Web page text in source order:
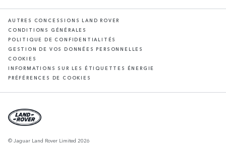
AUTRES CONCESSIONS LAND ROVER
CONDITIONS GÉNÉRALES
POLITIQUE DE CONFIDENTIALITÉS
GESTION DE VOS DONNÉES PERSONNELLES
COOKIES
INFORMATIONS SUR LES ÉTIQUETTES ÉNERGIE
PRÉFÉRENCES DE COOKIES
© Jaguar Land Rover Limited 2026